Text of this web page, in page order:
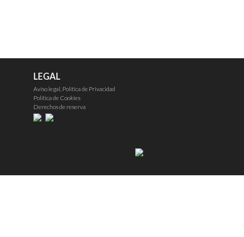
LEGAL
Aviso legal, Política de Privacidad
Política de Cookies
Derechos de reserva